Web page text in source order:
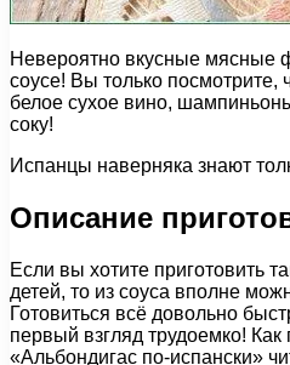
Невероятно вкусные мясные
соусе! Вы только посмотрите,
белое сухое вино,
соку!
Испанцы наверняка знают
Описание
Если вы хотите приготовить
детей, то из соуса вполне
Готовиться всё довольно
первый взгляд трудоемко! Как
«Альбондигас по-испански»